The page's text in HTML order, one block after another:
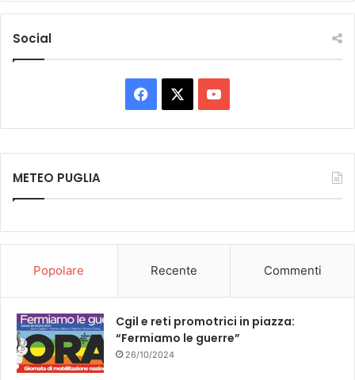
Social
Facebook You
Tube
METEO PUGLIA
Popolare Recente Commenti
Cgil e reti promotrici in piazza:
“Fermiamo le guerre”
26/10/2024